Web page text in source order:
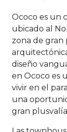
Ococo es un
ubicado al
zona de gran
diseño
en Ococo es
vivir en el
una
gran